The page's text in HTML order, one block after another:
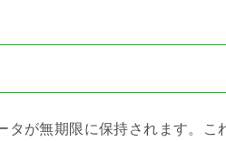
が無期限に保持されます。こ